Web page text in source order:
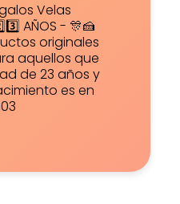
Velas
AÑOS - 🎊🍰
originales
aquellos que
de 23 años y
es en